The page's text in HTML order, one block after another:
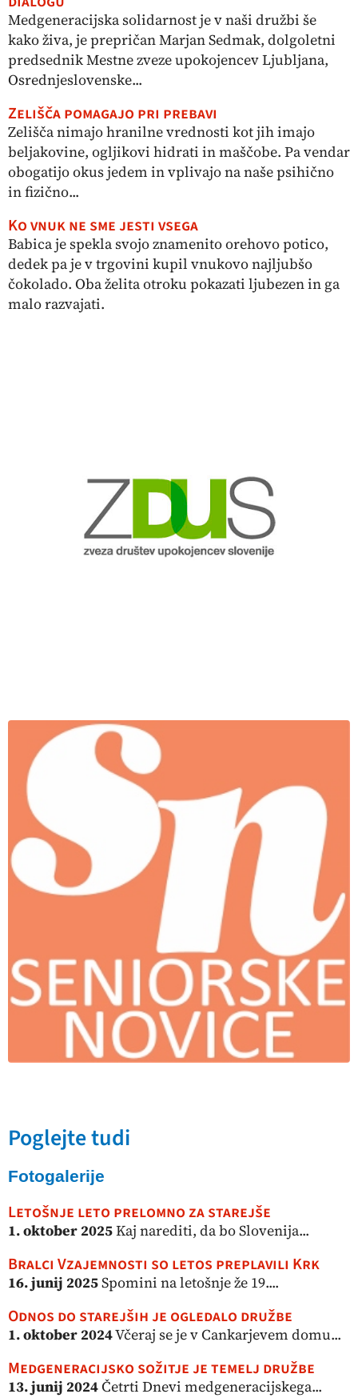
Medgeneracijska solidarnost je v naši družbi še
kako živa, je prepričan Marjan Sedmak, dolgoletni
predsednik Mestne zveze upokojencev Ljubljana,
Osrednjeslovenske...
Zelišča pomagajo pri prebavi
Zelišča nimajo hranilne vrednosti kot jih imajo
beljakovine, ogljikovi hidrati in maščobe. Pa vendar
obogatijo okus jedem in vplivajo na naše psihično
in fizično...
Ko vnuk ne sme jesti vsega
Babica je spekla svojo znamenito orehovo potico,
dedek pa je v trgovini kupil vnukovo najljubšo
čokolado. Oba želita otroku pokazati ljubezen in ga
malo razvajati.
Poglejte tudi
Fotogalerije
Letošnje leto prelomno za starejše
1. oktober 2025Kaj narediti, da bo Slovenija...
Bralci Vzajemnosti so letos preplavili Krk
16. junij 2025Spomini na letošnje že 19....
Odnos do starejših je ogledalo družbe
1. oktober 2024Včeraj se je v Cankarjevem domu...
Medgeneracijsko sožitje je temelj družbe
13. junij 2024Četrti Dnevi medgeneracijskega...